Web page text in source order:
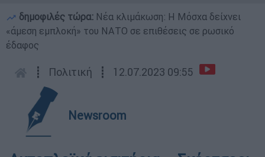
δημοφιλές τώρα: Νέα κλιμάκωση: Η Μόσχα δείχνει
«άμεση εμπλοκή» του ΝΑΤΟ σε επιθέσεις σε ρωσικό
έδαφος
┋ Πολιτική ┋ 12.07.2023 09:55
Newsroom